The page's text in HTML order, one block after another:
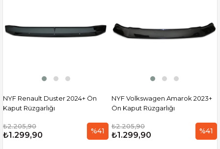
NYF Renault Duster 2024+ Ön
Kaput Rüzgarlığı
₺2.205,90
₺1.299,90 %41
NYF Volkswagen Amarok 2023+
Ön Kaput Rüzgarlığı
₺2.205,90
₺1.299,90 %41